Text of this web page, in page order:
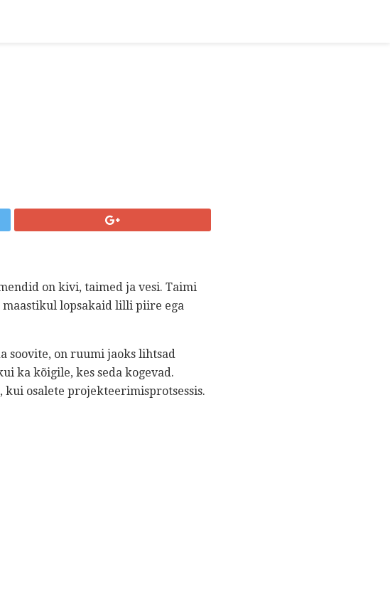
on kivi, taimed ja vesi. Taimi
maastikul lopsakaid lilli piire ega
soovite, on ruumi jaoks lihtsad
ka kõigile, kes seda kogevad.
kui osalete projekteerimisprotsessis.